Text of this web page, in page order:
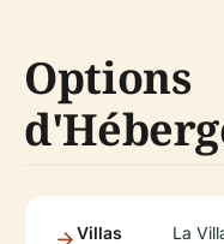
Options
Villas
La